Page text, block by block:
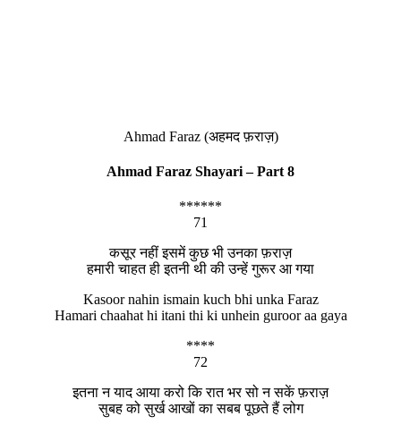
Ahmad Faraz (अहमद फ़राज़)
Ahmad Faraz Shayari – Part 8
******
71
कसूर नहीं इसमें कुछ भी उनका फ़राज़
हमारी चाहत ही इतनी थी की उन्हें गुरूर आ गया
Kasoor nahin ismain kuch bhi unka Faraz
Hamari chaahat hi itani thi ki unhein guroor aa gaya
****
72
इतना न याद आया करो कि रात भर सो न सकें फ़राज़
सुबह को सुर्ख आखों का सबब पूछते हैं लोग